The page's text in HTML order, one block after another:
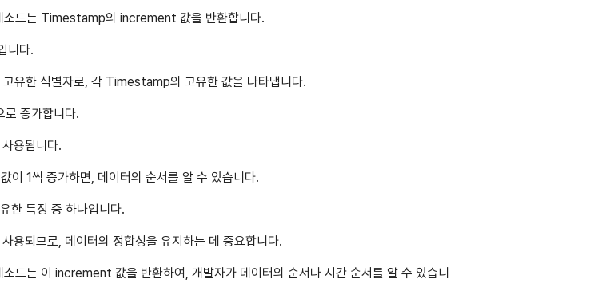
는 Timestamp의 increment 값을 반환합니다.
니다.
한 식별자로, 각 Timestamp의 고유한 값을 나타냅니다.
증가합니다.
용됩니다.
1씩 증가하면, 데이터의 순서를 알 수 있습니다.
특징 중 하나입니다.
용되므로, 데이터의 정합성을 유지하는 데 중요합니다.
이 increment 값을 반환하여, 개발자가 데이터의 순서나 시간 순서를 알 수 있습니